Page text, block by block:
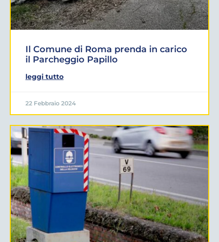
Il Comune di Roma prenda in carico
il Parcheggio Papillo
leggi tutto
22 Febbraio 2024